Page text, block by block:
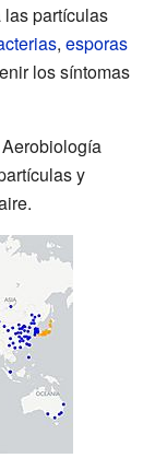
partículas
, esporas
los síntomas
y